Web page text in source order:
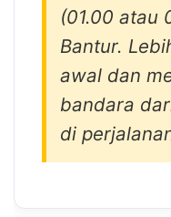
(01.00 atau
Bantur.
awal dan
bandara
di